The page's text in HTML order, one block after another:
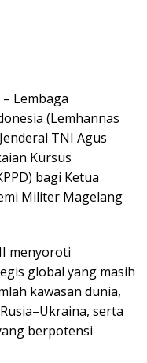
– Lembaga
(Lemhannas
TNI Agus
Kursus
bagi Ketua
Militer Magelang
menyoroti
global yang masih
kawasan dunia,
serta
berpotensi